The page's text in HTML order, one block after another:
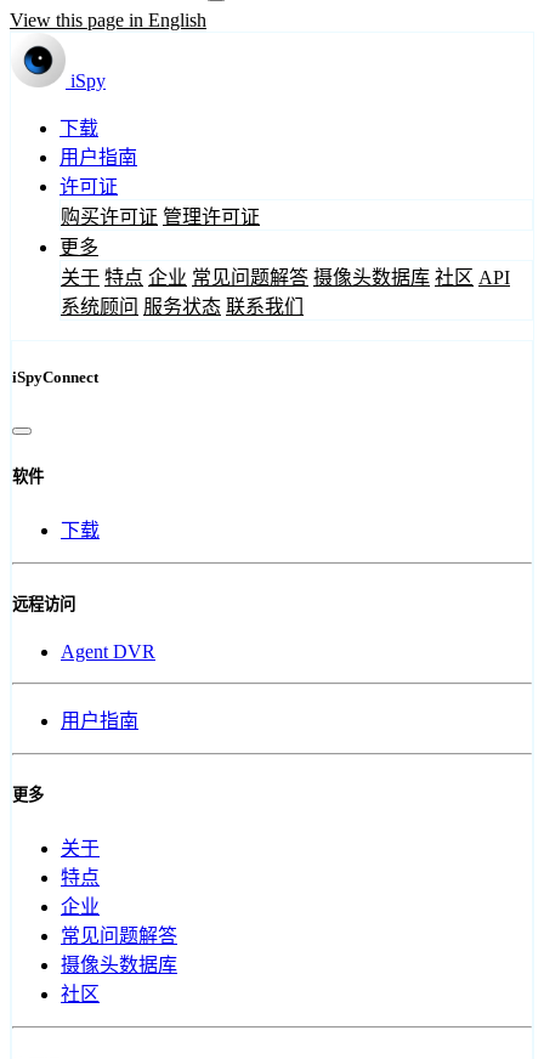
View this page in English
iSpy
下载
用户指南
许可证
购买许可证 管理许可证
更多
关于 特点 企业 常见问题解答 摄像头数据库 社区 API
系统顾问 服务状态 联系我们
iSpyConnect
软件
下载
远程访问
Agent DVR
用户指南
更多
关于
特点
企业
常见问题解答
摄像头数据库
社区